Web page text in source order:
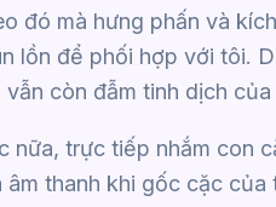
đó mà hưng phấn và
lồn để phối hợp với tôi.
còn đẫm tinh dịch của
nữa, trực tiếp nhắm con
thanh khi gốc cặc